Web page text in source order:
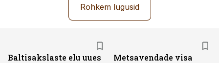
Rohkem lugusid
Baltisakslaste elu uues
Metsavendade visa